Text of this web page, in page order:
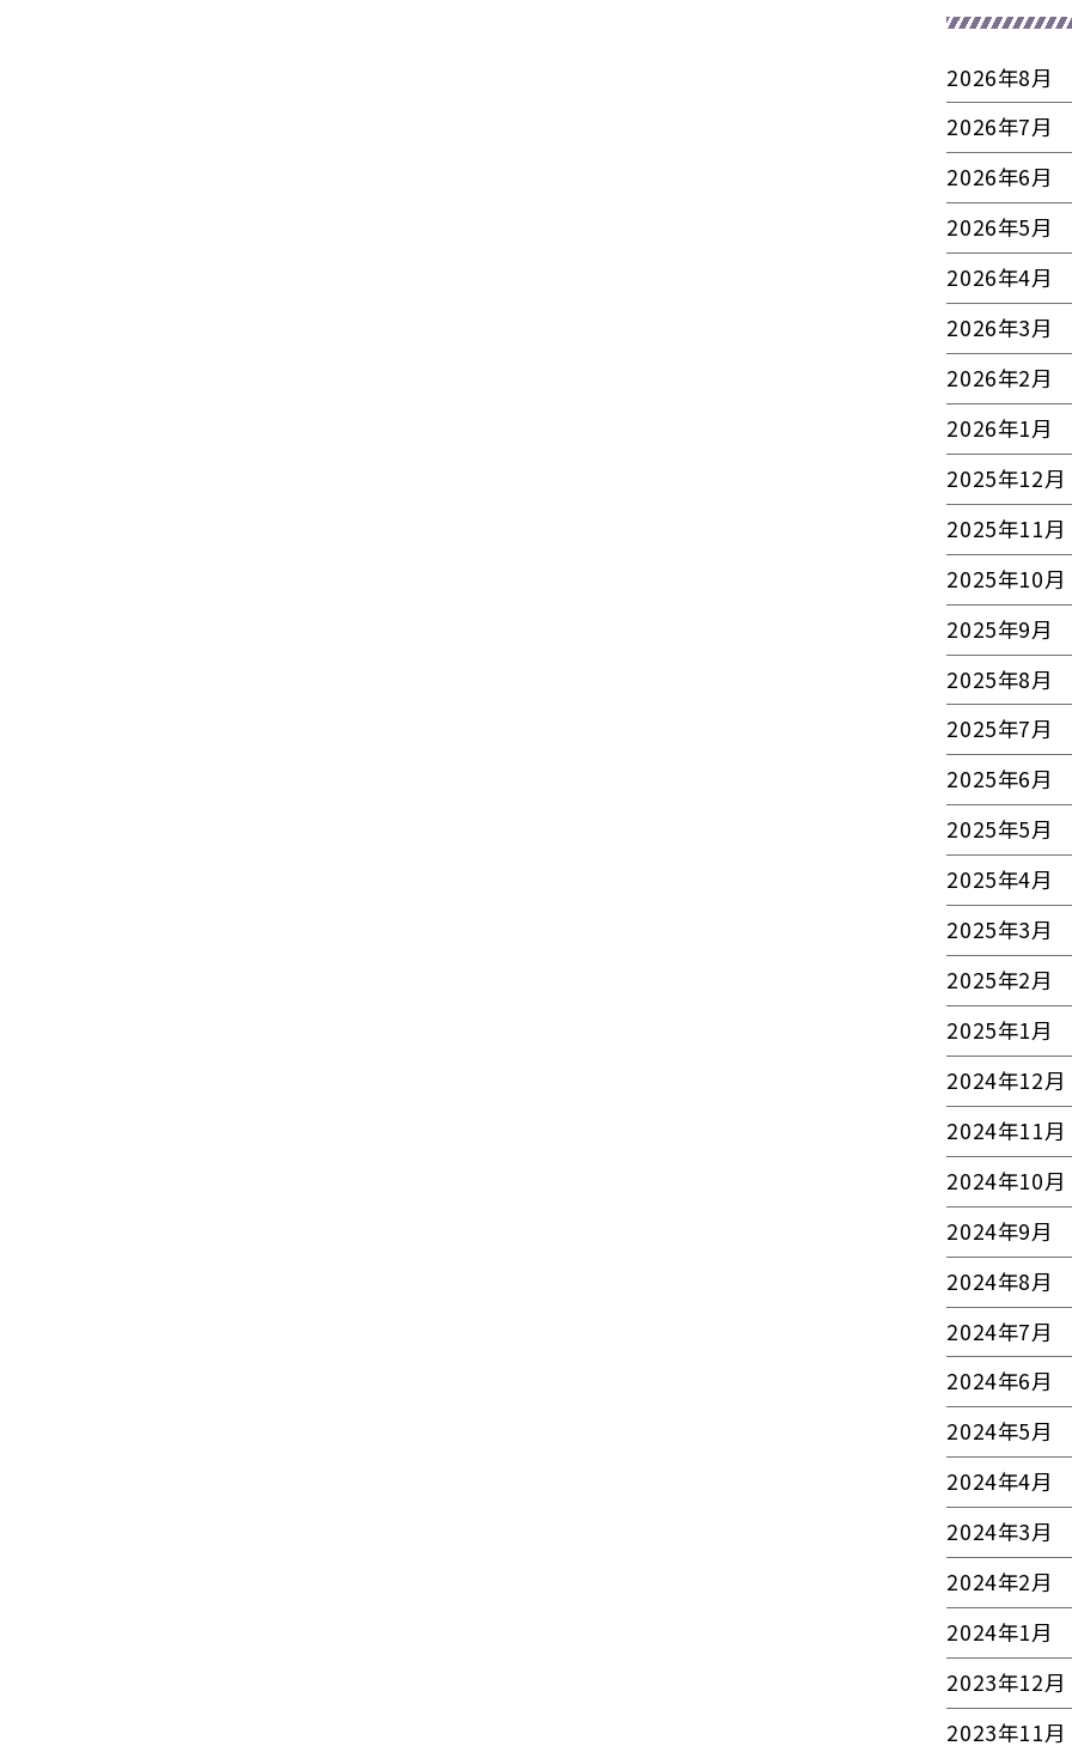
2026年8月
2026年7月
2026年6月
2026年5月
2026年4月
2026年3月
2026年2月
2026年1月
2025年12月
2025年11月
2025年10月
2025年9月
2025年8月
2025年7月
2025年6月
2025年5月
2025年4月
2025年3月
2025年2月
2025年1月
2024年12月
2024年11月
2024年10月
2024年9月
2024年8月
2024年7月
2024年6月
2024年5月
2024年4月
2024年3月
2024年2月
2024年1月
2023年12月
2023年11月